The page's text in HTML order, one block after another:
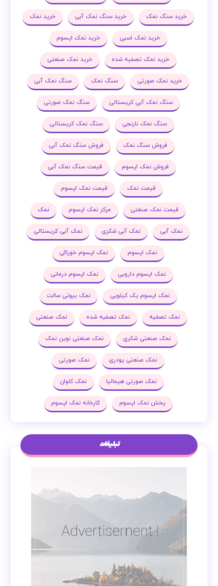
خرید سنگ نمک خرید سنگ نمک آبی خرید نمک
خرید نمک اسبی خرید نمک اپسوم
خرید نمک تصفیه شده خرید نمک صنعتی
خرید نمک صورتی سنگ نمک سنگ نمک آبی
سنگ نمک آبی کریستالی سنگ نمک صورتی
سنگ نمک نارنجی سنگ نمک کریستالی
فروش سنگ نمک فروش سنگ نمک آبی
فروش نمک اپسوم قیمت سنگ نمک آبی
قیمت نمک قیمت نمک اپسوم
قیمت نمک صنعتی مرکز نمک اپسوم نمک
نمک آبی نمک آبی شکری نمک آبی کریستالی
نمک اپسوم نمک اپسوم خوراکی
نمک اپسوم دارویی نمک اپسوم درمانی
نمک اپسوم یک کیلویی نمک بیوتی سالت
نمک تصفیه نمک تصفیه شده نمک صنعتی
نمک صنعتی شکری نمک صنعتی نوین نمک
نمک صنعتی پودری نمک صورتی
نمک صورتی هیمالیا نمک کلوان
پخش نمک اپسوم کارخانه نمک اپسوم
تبلیغات